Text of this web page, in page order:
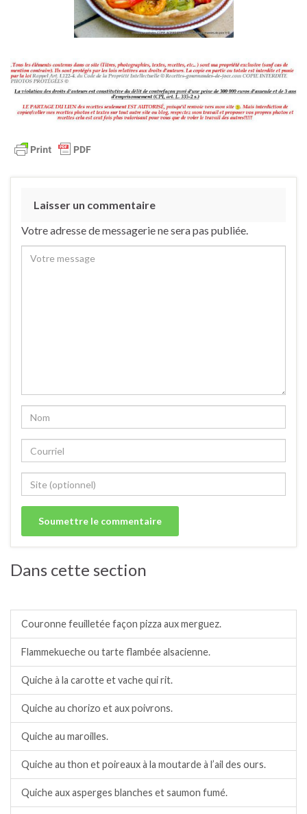
Laisser un commentaire
Votre adresse de messagerie ne sera pas publiée.
Dans cette section
Couronne feuilletée façon pizza aux merguez.
Flammekueche ou tarte flambée alsacienne.
Quiche à la carotte et vache qui rit.
Quiche au chorizo et aux poivrons.
Quiche au maroilles.
Quiche au thon et poireaux à la moutarde à l’ail des ours.
Quiche aux asperges blanches et saumon fumé.